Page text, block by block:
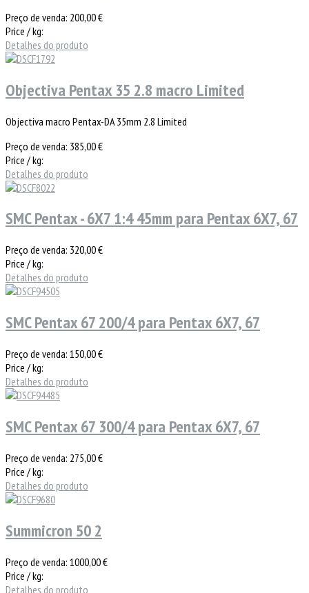
Preço de venda: 200,00 €
Price / kg:
Detalhes do produto
Objectiva Pentax 35 2.8 macro Limited
Objectiva macro Pentax-DA 35mm 2.8 Limited
Preço de venda: 385,00 €
Price / kg:
Detalhes do produto
SMC Pentax - 6X7 1:4 45mm para Pentax 6X7, 67
Preço de venda: 320,00 €
Price / kg:
Detalhes do produto
SMC Pentax 67 200/4 para Pentax 6X7, 67
Preço de venda: 150,00 €
Price / kg:
Detalhes do produto
SMC Pentax 67 300/4 para Pentax 6X7, 67
Preço de venda: 275,00 €
Price / kg:
Detalhes do produto
Summicron 50 2
Preço de venda: 1000,00 €
Price / kg:
Detalhes do produto